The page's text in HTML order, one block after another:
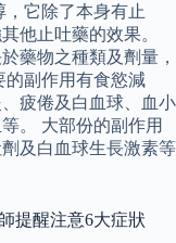
它除了本身有止
他止吐藥的效果。
藥物之種類及劑量，
的副作用有食慾減
疲倦及白血球、血小
。 大部份的副作用
及白血球生長激素等
提醒注意6大症狀